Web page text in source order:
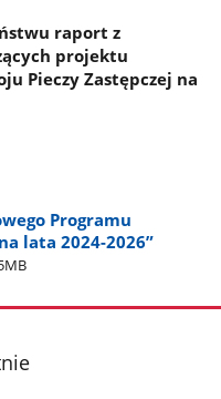
raport z
projektu
Pieczy Zastępczej na
Programu
lata 2024-2026”